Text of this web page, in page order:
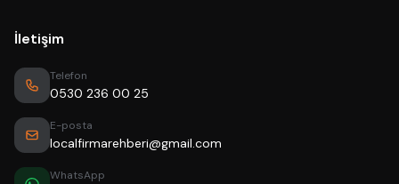
İletişim
Telefon
0530 236 00 25
E-posta
localfirmarehberi@gmail.com
WhatsApp